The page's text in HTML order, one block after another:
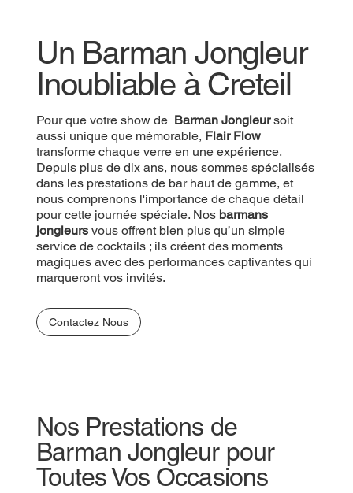
Un Barman Jongleur
Inoubliable à Creteil
Pour que votre show de Barman Jongleursoit
aussi unique que mémorable, Flair Flow
transforme chaque verre en une expérience.
Depuis plus de dix ans, nous sommes spécialisés
dans les prestations de bar haut de gamme, et
nous comprenons l'importance de chaque détail
pour cette journée spéciale. Nos barmans
jongleursvous offrent bien plus qu’un simple
service de cocktails ; ils créent des moments
magiques avec des performances captivantes qui
marqueront vos invités.
Contactez Nous
Nos Prestations de
Barman Jongleur pour
Toutes Vos Occasions